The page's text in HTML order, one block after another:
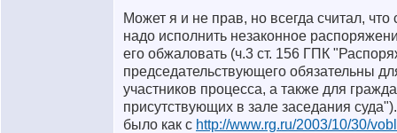
Может я и не прав, но всегда считал, что
надо исполнить незаконное
его обжаловать (ч.3 ст. 156 ГПК
председательствующего обязательны
участников процесса, а также для
присутствующих в зале заседания
было как с http://www.rg.ru/2003/10/30/